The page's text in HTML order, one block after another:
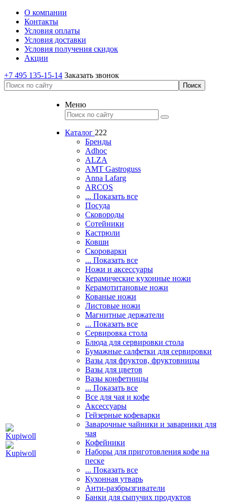
О компании
Контакты
Условия оплаты
Условия доставки
Условия получения скидок
Акции
+7 495 135-15-14 Заказать звонок
Меню
Каталог 222
Бренды
Adhoc
ALZA
AMT Gastroguss
Anna Lafarg
ARCOS
... Показать все
Посуда
Сковороды
Сотейники
Кастрюли
Ковши
Скороварки
... Показать все
Ножи и аксессуары
Керамические кухонные ножи
Керамотитановые ножи
Кованые ножи
Листовые ножи
Магнитные держатели
... Показать все
Сервировка стола
Блюда для сервировки стола
Бумажные салфетки для сервировки
Вазы для фруктов, фруктовницы
Вазы для цветов
Вазы конфетницы
... Показать все
Все для чая и кофе
Аксессуары
Гейзерные кофеварки
Заварочные чайники и заварники для
чая
Кофейники
Наборы для приготовления кофе на
песке
... Показать все
Кухонная утварь
Анти-разбрызгиватели
Банки для сыпучих продуктов